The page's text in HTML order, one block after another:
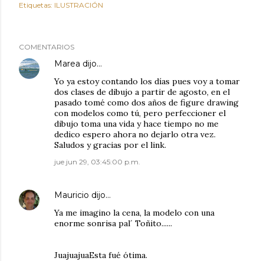
Etiquetas: ILUSTRACIÓN
COMENTARIOS
Marea dijo…
Yo ya estoy contando los días pues voy a tomar
dos clases de dibujo a partir de agosto, en el
pasado tomé como dos años de figure drawing
con modelos como tú, pero perfeccioner el
dibujo toma una vida y hace tiempo no me
dedico espero ahora no dejarlo otra vez.
Saludos y gracias por el link.
jue jun 29, 03:45:00 p.m.
Mauricio dijo…
Ya me imagino la cena, la modelo con una
enorme sonrisa pal´ Toñito......
JuajuajuaEsta fué ótima.